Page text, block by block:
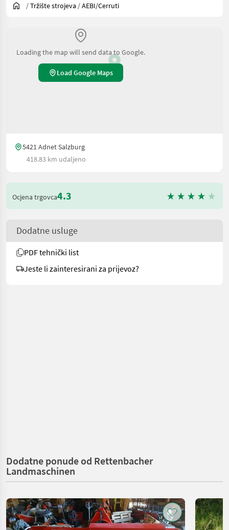
/Tržište strojeva /AEBI/Cerruti
Loading the map will send data to Google.
Load Google Maps
5421 Adnet Salzburg
418.83 km udaljeno
Ocjena trgovca4.3
Dodatne usluge
PDF tehnički list
Jeste li zainteresirani za prijevoz?
Dodatne ponude od Rettenbacher
Landmaschinen